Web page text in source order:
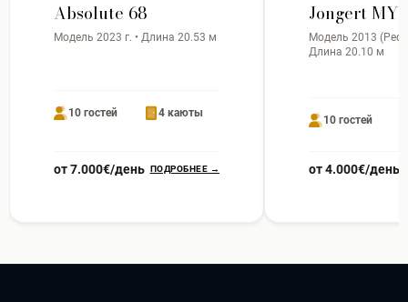
Absolute 68
Модель 2023 г. • Длина 20.53 м
10 гостей 4 каюты
от 7.000€/день ПОДРОБНЕЕ →
Jongert MY
Модель 2013
Длина 20.10 м
10 гостей
от 4.000€/день